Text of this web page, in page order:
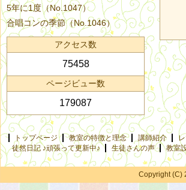
5年に1度（No.1047）
合唱コンの季節（No.1046）
アクセス数
75458
ページビュー数
179087
トップページ 教室の特徴と理念 講師紹介
徒然日記 ♪頑張って更新中♪
生徒さんの声 教室
Copyright (C)